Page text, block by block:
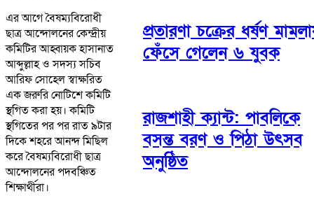
এর আগে বৈষম্যবিরোধী
ছাত্র আন্দোলনের কেন্দ্রীয়
কমিটির আহ্বায়ক হাসানাত
আব্দুল্লাহ ও সদস্য সচিব
আরিফ সোহেল স্বাক্ষরিত
এক জরুরি নোটিশে কমিটি
স্থগিত করা হয়। কমিটি
স্থগিতের পর পর রাত ৯টার
দিকে শহরে আনন্দ মিছিল
করে বৈষম্যবিরোধী ছাত্র
আন্দোলনের পদবঞ্চিত
শিক্ষার্থীরা।
প্রতারণা চক্রের ধর্ষণ
ফেঁসে গেলেন ৬ যুবক
রাজশাহী ক্যান্ট: পাবলিকে
বসন্ত বরণ ও পিঠা উৎসব
অনুষ্ঠিত